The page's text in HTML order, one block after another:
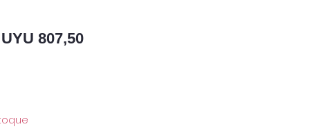
normal
UYU 807,50Preço promocional